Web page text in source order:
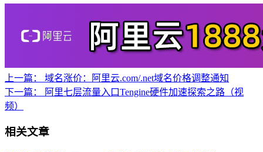
上一篇：
域名涨价：阿里云.com/.net域名价格调整通知
下一篇：
阿里七层流量入口Tengine硬件加速探索之路（视
频）
相关文章